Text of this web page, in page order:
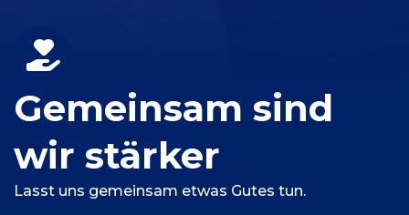
Gemeinsam sind
wir stärker
Lasst uns gemeinsam etwas Gutes tun.